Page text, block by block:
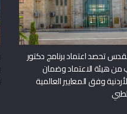
تحصد اعتماد برنامج دكتور
هيئة الاعتماد وضمان
وفق المعايير العالمية